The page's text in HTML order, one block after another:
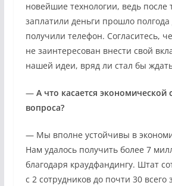
новейшие технологии, ведь после
заплатили деньги прошло полгода
получили телефон. Согласитесь,
не заинтересован внести свой
нашей идеи, вряд ли стал бы
— А что касается экономической
вопроса?
— Мы вполне устойчивы в
Нам удалось получить более 7
благодаря краудфандингу. Штат
с 2 сотрудников до почти 30 всего